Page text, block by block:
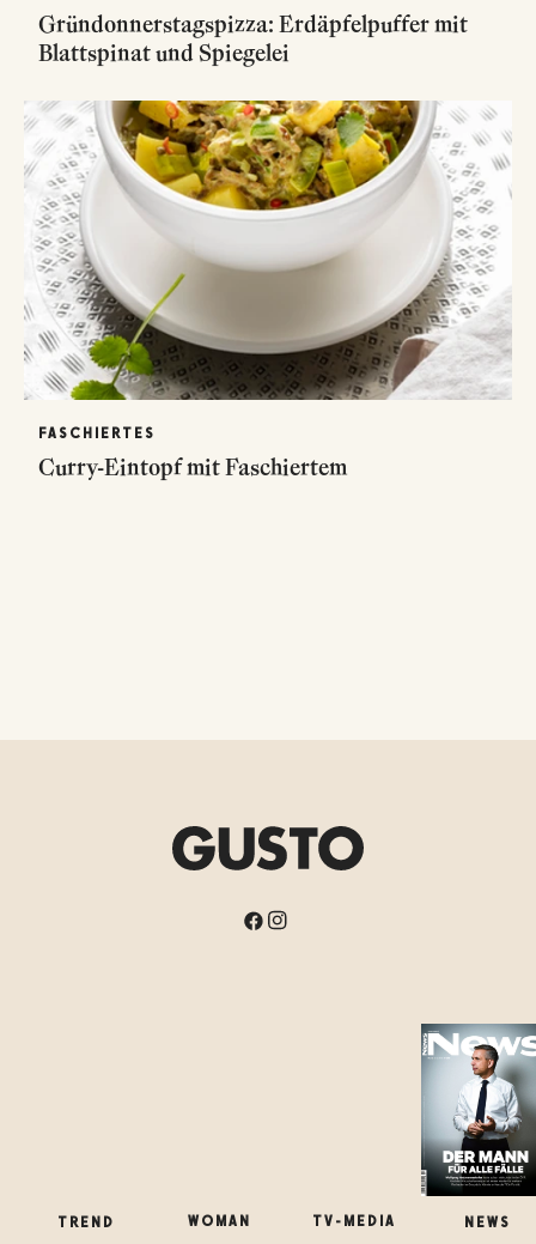
Gründonnerstagspizza: Erdäpfelpuffer mit
Blattspinat und Spiegelei
FASCHIERTES
Curry-Eintopf mit Faschiertem
TREND WOMAN
TV-MEDIA
NEWS